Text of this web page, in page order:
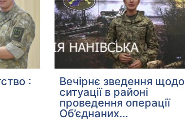
:
Вечірнє зведення щодо
ситуації в районі
проведення операції
Об’єднаних...